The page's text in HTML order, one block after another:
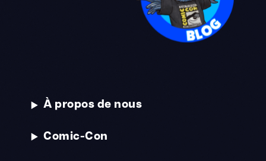
À propos de nous
Comic-Con